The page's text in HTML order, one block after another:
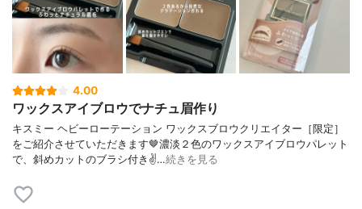
4.00
ワックスアイブロウでナチュ眉作り
キスミー ヘビーローテーション ワックスブロウクリエイター［限定］
をご紹介させていただきます🤎⁡濃淡２色のワックスアイブロウパレット
で、斜めカットのブラシ付き✌…続きを見る